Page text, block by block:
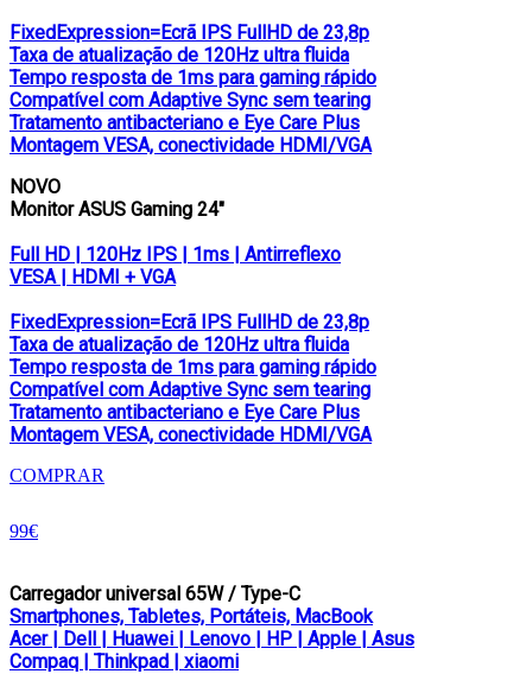
FixedExpression=Ecrã IPS FullHD de 23,8p
Taxa de atualização de 120Hz ultra fluida
Tempo resposta de 1ms para gaming rápido
Compatível com Adaptive Sync sem tearing
Tratamento antibacteriano e Eye Care Plus
Montagem VESA, conectividade HDMI/VGA
NOVO
Monitor ASUS Gaming 24″
Full HD | 120Hz IPS | 1ms | Antirreflexo
VESA | HDMI + VGA
FixedExpression=Ecrã IPS FullHD de 23,8p
Taxa de atualização de 120Hz ultra fluida
Tempo resposta de 1ms para gaming rápido
Compatível com Adaptive Sync sem tearing
Tratamento antibacteriano e Eye Care Plus
Montagem VESA, conectividade HDMI/VGA
COMPRAR
99€
Carregador universal 65W / Type-C
Smartphones, Tabletes, Portáteis, MacBook
Acer | Dell | Huawei | Lenovo | HP | Apple | Asus
Compaq | Thinkpad | xiaomi